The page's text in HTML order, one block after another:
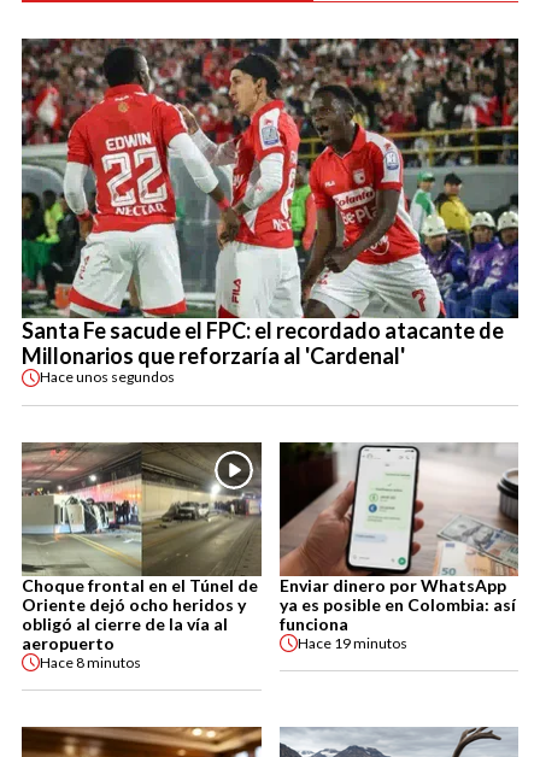
Santa Fe sacude el FPC: el recordado atacante de
Millonarios que reforzaría al 'Cardenal'
Haceunos segundos
Choque frontal en el Túnel de
Oriente dejó ocho heridos y
obligó al cierre de la vía al
aeropuerto
Hace8 minutos
Enviar dinero por WhatsApp
ya es posible en Colombia: así
funciona
Hace 19 minutos